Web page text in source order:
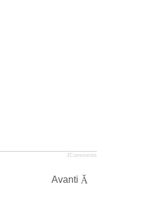
JComments
Avanti